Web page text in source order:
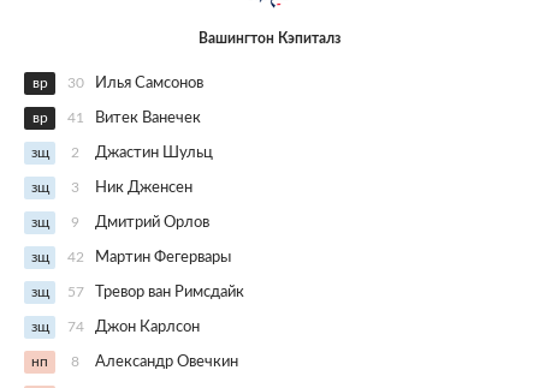
Вашингтон Кэпиталз
вр 30 Илья Самсонов
вр 41 Витек Ванечек
зщ 2 Джастин Шульц
зщ 3 Ник Дженсен
зщ 9 Дмитрий Орлов
зщ 42 Мартин Фегервары
зщ 57 Тревор ван Римсдайк
зщ 74 Джон Карлсон
нп 8 Александр Овечкин